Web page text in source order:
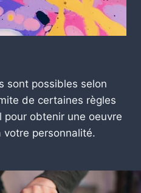
sont possibles selon
de certaines règles
pour obtenir une oeuvre
votre personnalité.